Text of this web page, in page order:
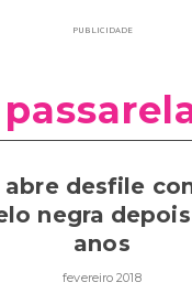
PUBLICIDADE
abre desfile
negra
anos
fevereiro 2018